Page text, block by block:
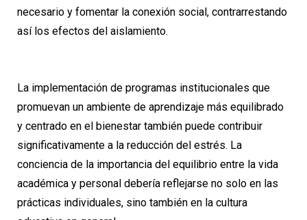
necesario y fomentar la conexión social, contrarrestando
así los efectos del aislamiento.
La implementación de programas institucionales que
promuevan un ambiente de aprendizaje más equilibrado
y centrado en el bienestar también puede contribuir
significativamente a la reducción del estrés. La
conciencia de la importancia del equilibrio entre la vida
académica y personal debería reflejarse no solo en las
prácticas individuales, sino también en la cultura